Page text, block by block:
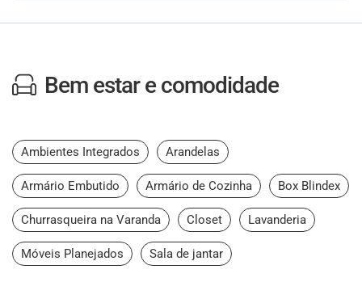
Bem estar e comodidade
Ambientes Integrados Arandelas
Armário Embutido Armário de Cozinha Box Blindex
Churrasqueira na Varanda Closet Lavanderia
Móveis Planejados Sala de jantar